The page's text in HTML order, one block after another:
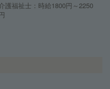
護福祉士：時給1800円～2250